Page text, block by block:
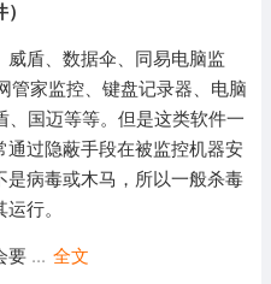
盾、数据伞、同易电脑监
管家监控、键盘记录器、电脑
国迈等等。但是这类软件一
过隐蔽手段在被监控机器安
病毒或木马，所以一般杀毒
行。
要 ... 全文